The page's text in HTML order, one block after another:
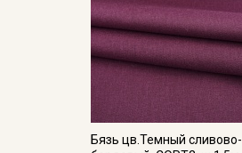
Бязь цв.Темный сливово-